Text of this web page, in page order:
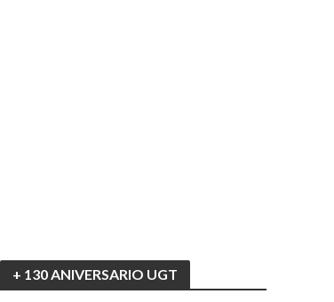
+ 130 ANIVERSARIO UGT